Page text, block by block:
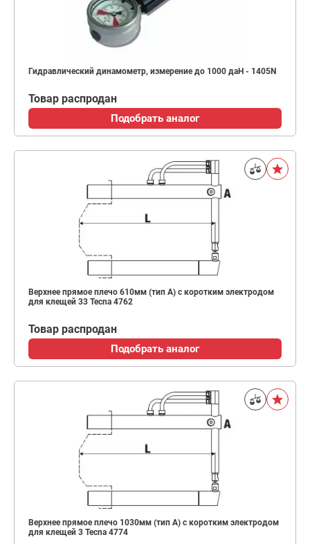
Гидравлический динамометр, измерение до 1000 даН - 1405N
Товар распродан
Подобрать аналог
Верхнее прямое плечо 610мм (тип A) с коротким электродом
для клещей 33 Tecna 4762
Товар распродан
Подобрать аналог
Верхнее прямое плечо 1030мм (тип A) с коротким электродом
для клещей 3 Tecna 4774